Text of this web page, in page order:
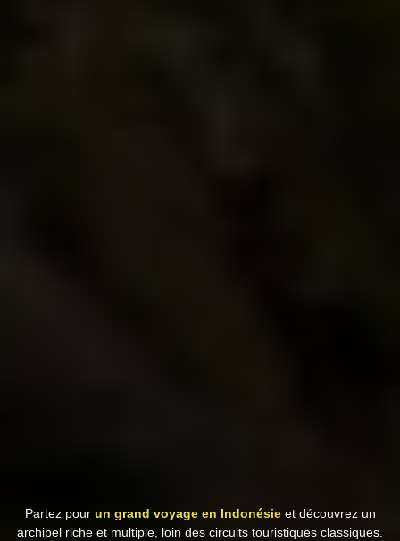
Partez pour un grand voyage en Indonésieet découvrez un
archipel riche et multiple, loin des circuits touristiques classiques.